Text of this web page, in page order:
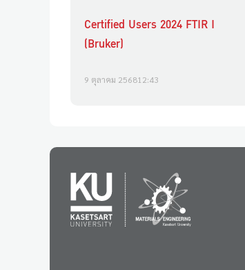
Certified Users 2024 FTIR I
(Bruker)
9 ตุลาคม 256812:43